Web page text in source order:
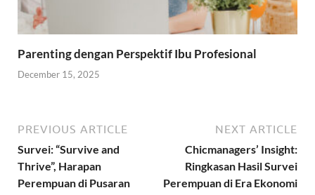
Parenting dengan Perspektif Ibu Profesional
December 15, 2025
PREVIOUS ARTICLE
Survei: “Survive and
Thrive”, Harapan
Perempuan di Pusaran
NEXT ARTICLE
Chicmanagers’ Insight:
Ringkasan Hasil Survei
Perempuan di Era Ekonomi